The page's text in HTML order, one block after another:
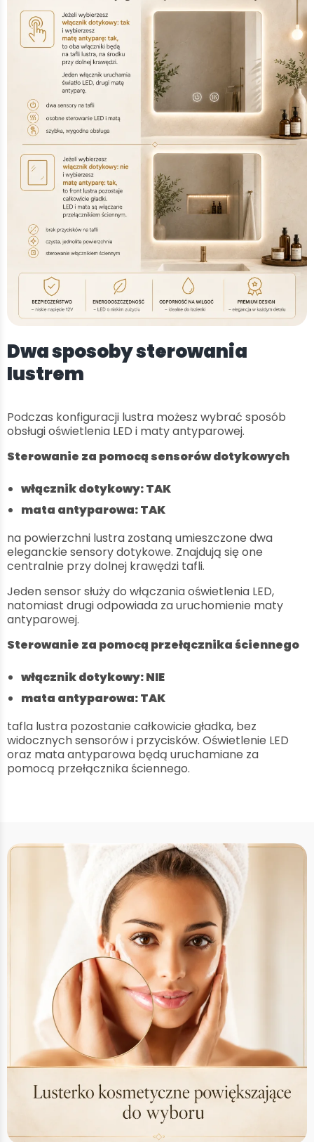
Dwa sposoby sterowania
lustrem
Podczas konfiguracji lustra możesz wybrać sposób
obsługi oświetlenia LED i maty antyparowej.
Sterowanie za pomocą sensorów dotykowych
włącznik dotykowy: TAK
mata antyparowa: TAK
na powierzchni lustra zostaną umieszczone dwa
eleganckie sensory dotykowe. Znajdują się one
centralnie przy dolnej krawędzi tafli.
Jeden sensor służy do włączania oświetlenia LED,
natomiast drugi odpowiada za uruchomienie maty
antyparowej.
Sterowanie za pomocą przełącznika ściennego
włącznik dotykowy: NIE
mata antyparowa: TAK
tafla lustra pozostanie całkowicie gładka, bez
widocznych sensorów i przycisków. Oświetlenie LED
oraz mata antyparowa będą uruchamiane za
pomocą przełącznika ściennego.